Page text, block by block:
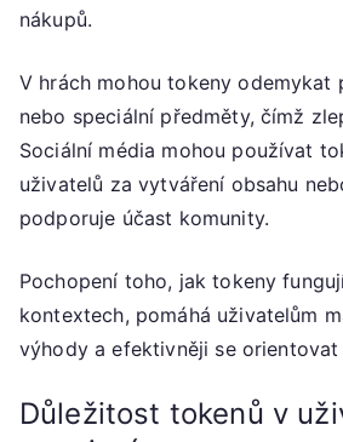
nákupů.
V hrách mohou tokeny odemykat
nebo speciální předměty, čímž
Sociální média mohou používat
uživatelů za vytváření obsahu
podporuje účast komunity.
Pochopení toho, jak tokeny
kontextech, pomáhá uživatelům
výhody a efektivněji se
Důležitost tokenů v